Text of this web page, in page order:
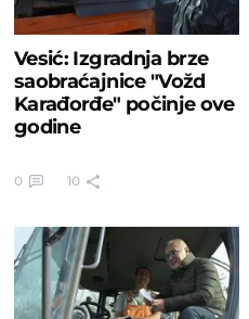
Vesić: Izgradnja brze
saobraćajnice "Vožd
Karađorđe" počinje ove
godine
0 10